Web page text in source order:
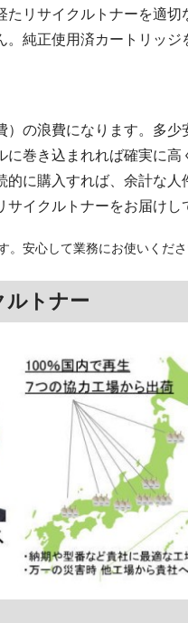
リサイクルトナーを適
純正使用済カートリッ
の浪費になります。多
巻き込まれれば確実に
に購入すれば、余計な
イクルトナーをお届けし
安心して業務にお使いくだ
ルトナー